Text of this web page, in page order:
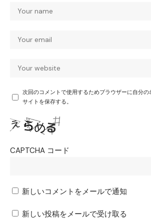
次回のコメントで使用するためブラウザーに自分の
サイトを保存する。
CAPTCHA コード
新しいコメントをメールで通知
新しい投稿をメールで受け取る